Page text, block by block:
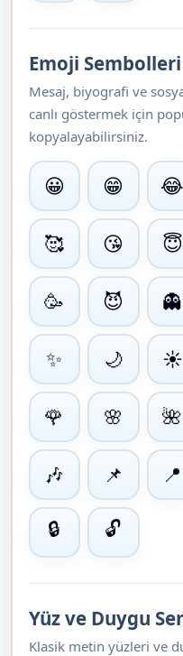
Emoji Sembolleri
Mesaj, biyografi ve
canlı göstermek için
kopyalayabilirsiniz.
😀 😁 😂
🥰 😘 😇
🥳 😈 👻
✨ 🌙 ☀
🌹 🌸 🌺
🎶 📌 📍
🔒 🔓
Yüz ve Duygu
Klasik metin yüzleri ve